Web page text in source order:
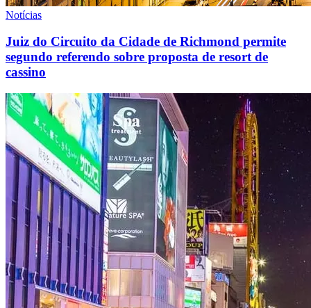
Notícias
Juiz do Circuito da Cidade de Richmond permite
segundo referendo sobre proposta de resort de
cassino